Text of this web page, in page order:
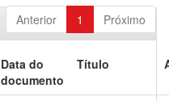
Anterior 1 Próximo
Data do
documento
Título